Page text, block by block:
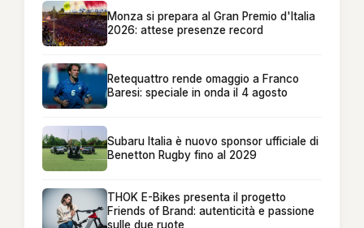
Monza si prepara al Gran Premio d'Italia
2026: attese presenze record
Retequattro rende omaggio a Franco
Baresi: speciale in onda il 4 agosto
Subaru Italia è nuovo sponsor ufficiale di
Benetton Rugby fino al 2029
THOK E-Bikes presenta il progetto
Friends of Brand: autenticità e passione
sulle due ruote